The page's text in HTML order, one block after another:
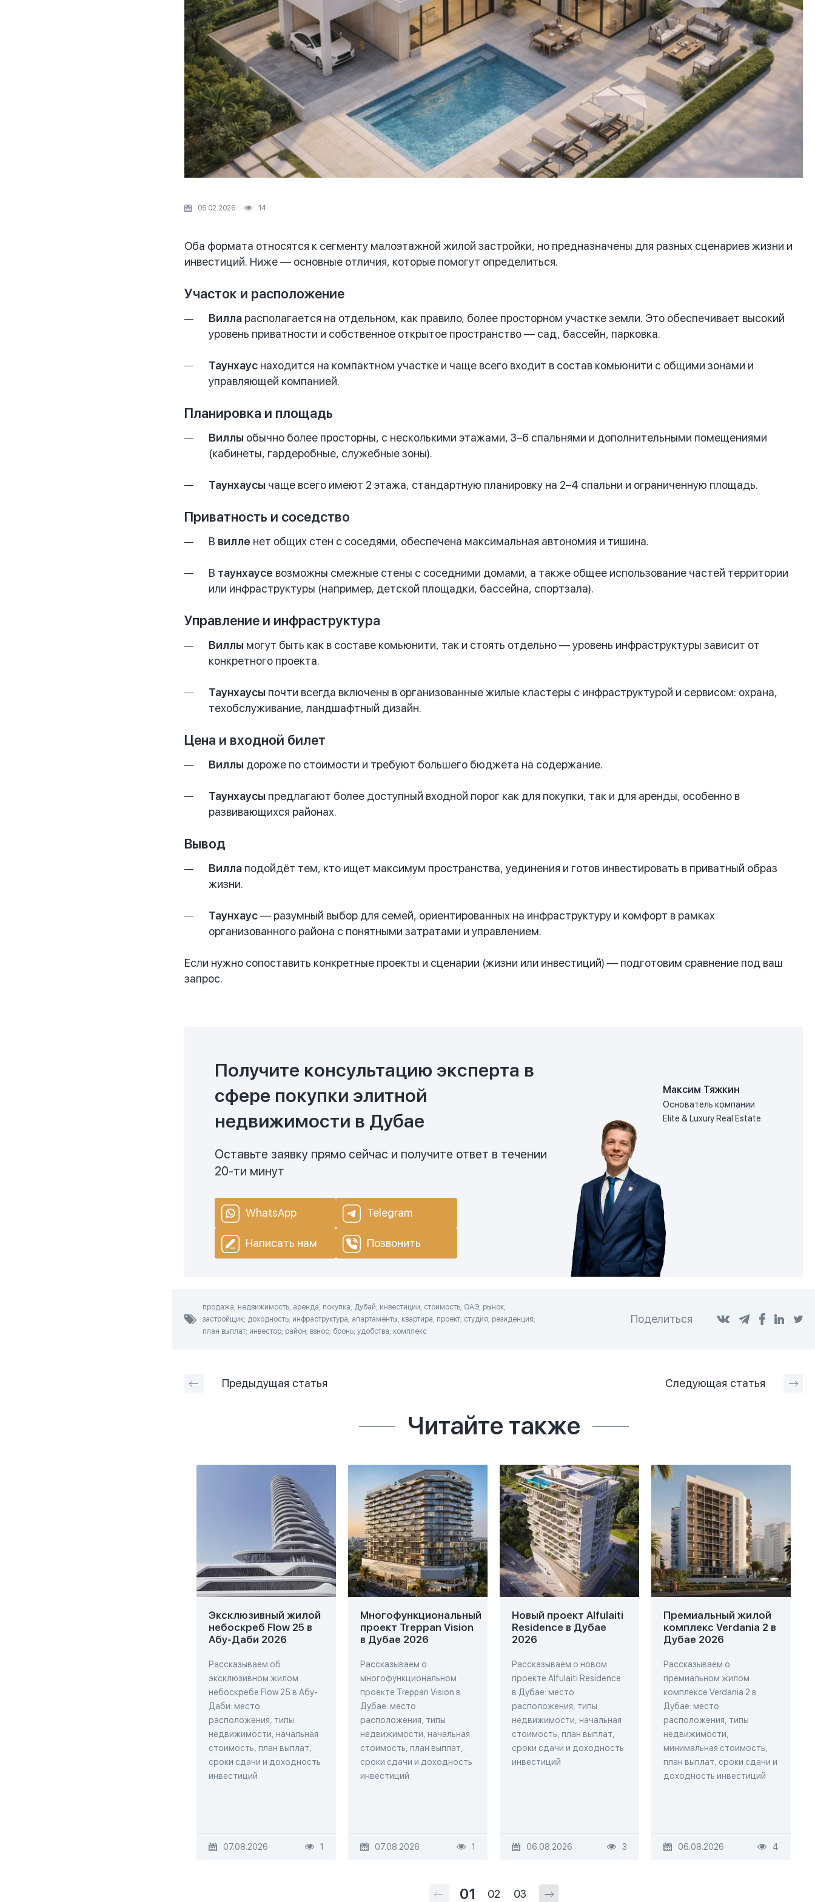
05.02.2026 14
Оба формата относятся к сегменту малоэтажной жилой застройки, но предназначены для разных сценариев жизни и
инвестиций. Ниже — основные отличия, которые помогут определиться.
Участок и расположение
Вилла располагается на отдельном, как правило, более просторном участке земли. Это обеспечивает высокий
уровень приватности и собственное открытое пространство — сад, бассейн, парковка.
Таунхаус находится на компактном участке и чаще всего входит в состав комьюнити с общими зонами и
управляющей компанией.
Планировка и площадь
Виллы обычно более просторны, с несколькими этажами, 3–6 спальнями и дополнительными помещениями
(кабинеты, гардеробные, служебные зоны).
Таунхаусы чаще всего имеют 2 этажа, стандартную планировку на 2–4 спальни и ограниченную площадь.
Приватность и соседство
В вилле нет общих стен с соседями, обеспечена максимальная автономия и тишина.
В таунхаусе возможны смежные стены с соседними домами, а также общее использование частей территории
или инфраструктуры (например, детской площадки, бассейна, спортзала).
Управление и инфраструктура
Виллы могут быть как в составе комьюнити, так и стоять отдельно — уровень инфраструктуры зависит от
конкретного проекта.
Таунхаусы почти всегда включены в организованные жилые кластеры с инфраструктурой и сервисом: охрана,
техобслуживание, ландшафтный дизайн.
Цена и входной билет
Виллы дороже по стоимости и требуют большего бюджета на содержание.
Таунхаусы предлагают более доступный входной порог как для покупки, так и для аренды, особенно в
развивающихся районах.
Вывод
Вилла подойдёт тем, кто ищет максимум пространства, уединения и готов инвестировать в приватный образ
жизни.
Таунхаус— разумный выбор для семей, ориентированных на инфраструктуру и комфорт в рамках
организованного района с понятными затратами и управлением.
Если нужно сопоставить конкретные проекты и сценарии (жизни или инвестиций) — подготовим сравнение под ваш
запрос.
Получите консультацию эксперта в
сфере покупки элитной
недвижимости в Дубае
Оставьте заявку прямо сейчас и получите ответ в течении
20-ти минут
WhatsApp Telegram
Написать нам Позвонить
Максим Тяжкин
Основатель компании
Elite & Luxury Real Estate
продажа; недвижимость; аренда; покупка; Дубай; инвестиции; стоимость; ОАЭ; рынок;
застройщик; доходность; инфраструктура; апартаменты; квартира; проект; студия; резиденция;
план выплат; инвестор; район; взнос; бронь; удобства; комплекс
Поделиться
Предыдущая статья Следующая статья
Читайте также
Эксклюзивный жилой
небоскреб Flow 25 в
Абу-Даби 2026
Рассказываем об
эксклюзивном жилом
небоскребе Flow 25 в Абу-
Даби: место
расположения, типы
недвижимости, начальная
стоимость, план выплат,
сроки сдачи и доходность
инвестиций
07.08.2026 1
Многофункциональный
проект Treppan Vision
в Дубае 2026
Рассказываем о
многофункциональном
проекте Treppan Vision в
Дубае: место
расположения, типы
недвижимости, начальная
стоимость, план выплат,
сроки сдачи и доходность
инвестиций
07.08.2026 1
Новый проект Alfulaiti
Residence в Дубае
2026
Рассказываем о новом
проекте Alfulaiti Residence
в Дубае: место
расположения, типы
недвижимости, начальная
стоимость, план выплат,
сроки сдачи и доходность
инвестиций
06.08.2026 3
Премиальный жилой
комплекс Verdania 2 в
Дубае 2026
Рассказываем о
премиальном жилом
комплексе Verdania 2 в
Дубае: место
расположения, типы
недвижимости,
минимальная стоимость,
план выплат, сроки сдачи и
доходность инвестиций
06.08.2026 4
01 02 03